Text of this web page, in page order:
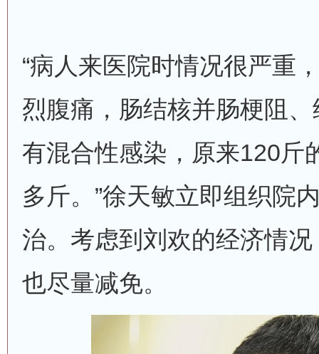
“病人来医院时情况很严重
烈腹痛，肠结核并肠梗阻
有混合性感染，原来120斤
多斤。”徐天敏立即组织院
治。考虑到刘欢的经济情
也尽量减免。